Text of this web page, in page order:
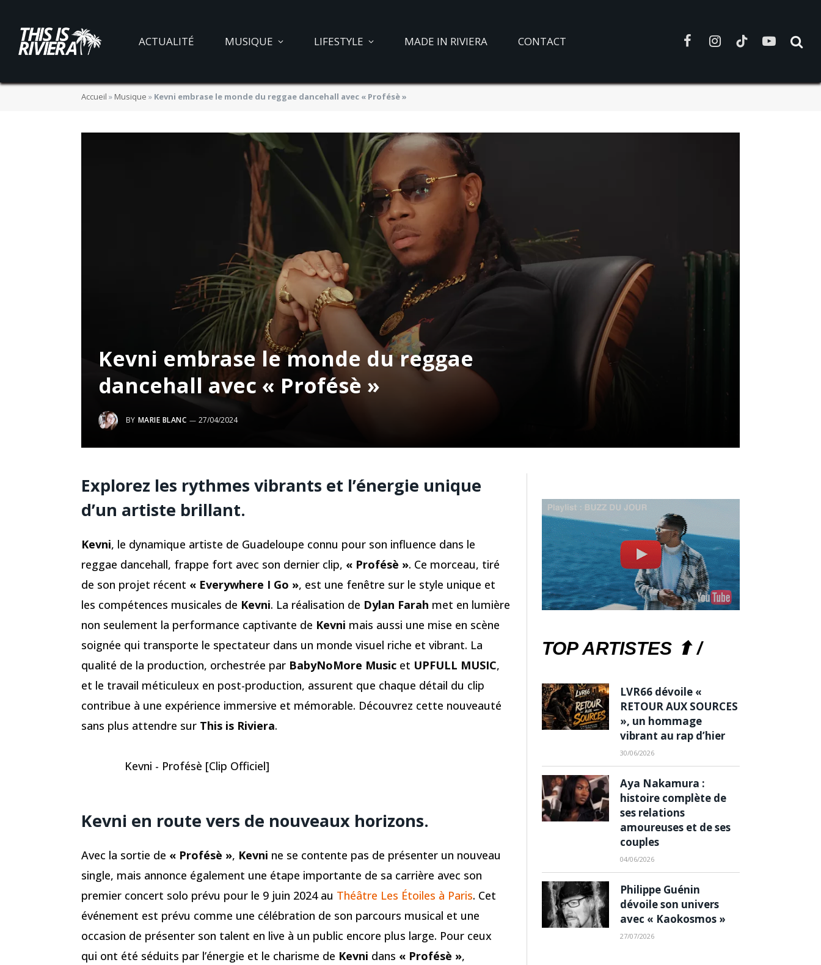
ACTUALITÉ MUSIQUE LIFESTYLE MADE IN RIVIERA CONTACT FacebookInstagramTikTokYouTube
Accueil » Musique » Kevni embrase le monde du reggae dancehall avec « Profésè »
Kevni embrase le monde du reggae
dancehall avec « Profésè »
BY MARIE BLANC 27/04/2024
Explorez les rythmes vibrants et l’énergie unique
d’un artiste brillant.
Kevni, le dynamique artiste de Guadeloupe connu pour son influence dans le
reggae dancehall, frappe fort avec son dernier clip, « Profésè ». Ce morceau, tiré
de son projet récent « Everywhere I Go », est une fenêtre sur le style unique et
les compétences musicales de Kevni. La réalisation de Dylan Farah met en lumière
non seulement la performance captivante de Kevni mais aussi une mise en scène
soignée qui transporte le spectateur dans un monde visuel riche et vibrant. La
qualité de la production, orchestrée par BabyNoMore Music et UPFULL MUSIC,
et le travail méticuleux en post-production, assurent que chaque détail du clip
contribue à une expérience immersive et mémorable. Découvrez cette nouveauté
sans plus attendre sur This is Riviera.
Kevni - Profésè [Clip Officiel]
Kevni en route vers de nouveaux horizons.
Avec la sortie de « Profésè », Kevni ne se contente pas de présenter un nouveau
single, mais annonce également une étape importante de sa carrière avec son
premier concert solo prévu pour le 9 juin 2024 au Théâtre Les Étoiles à Paris. Cet
événement est prévu comme une célébration de son parcours musical et une
occasion de présenter son talent en live à un public encore plus large. Pour ceux
qui ont été séduits par l’énergie et le charisme de Kevni dans « Profésè »,
TOP ARTISTES ⬆ /
LVR66 dévoile «
RETOUR AUX SOURCES
», un hommage
vibrant au rap d’hier
30/06/2026
Aya Nakamura :
histoire complète de
ses relations
amoureuses et de ses
couples
04/06/2026
Philippe Guénin
dévoile son univers
avec « Kaokosmos »
27/07/2026